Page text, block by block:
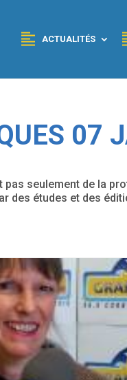
ACTUALITÉS
07
pas seulement de la
des études et des